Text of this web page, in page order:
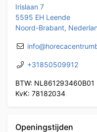
Irislaan 7
5595 EH Leende
Noord-Brabant,
+31850509912
BTW: NL861293460B01
KvK: 78182034
Openingstijden